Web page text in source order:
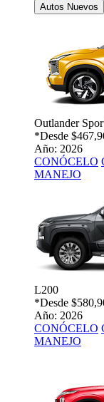
Autos Nuevos
Outlander
*Desde
Año: 2026
CONÓCELO
MANEJO
L200
*Desde
Año: 2026
CONÓCELO
MANEJO